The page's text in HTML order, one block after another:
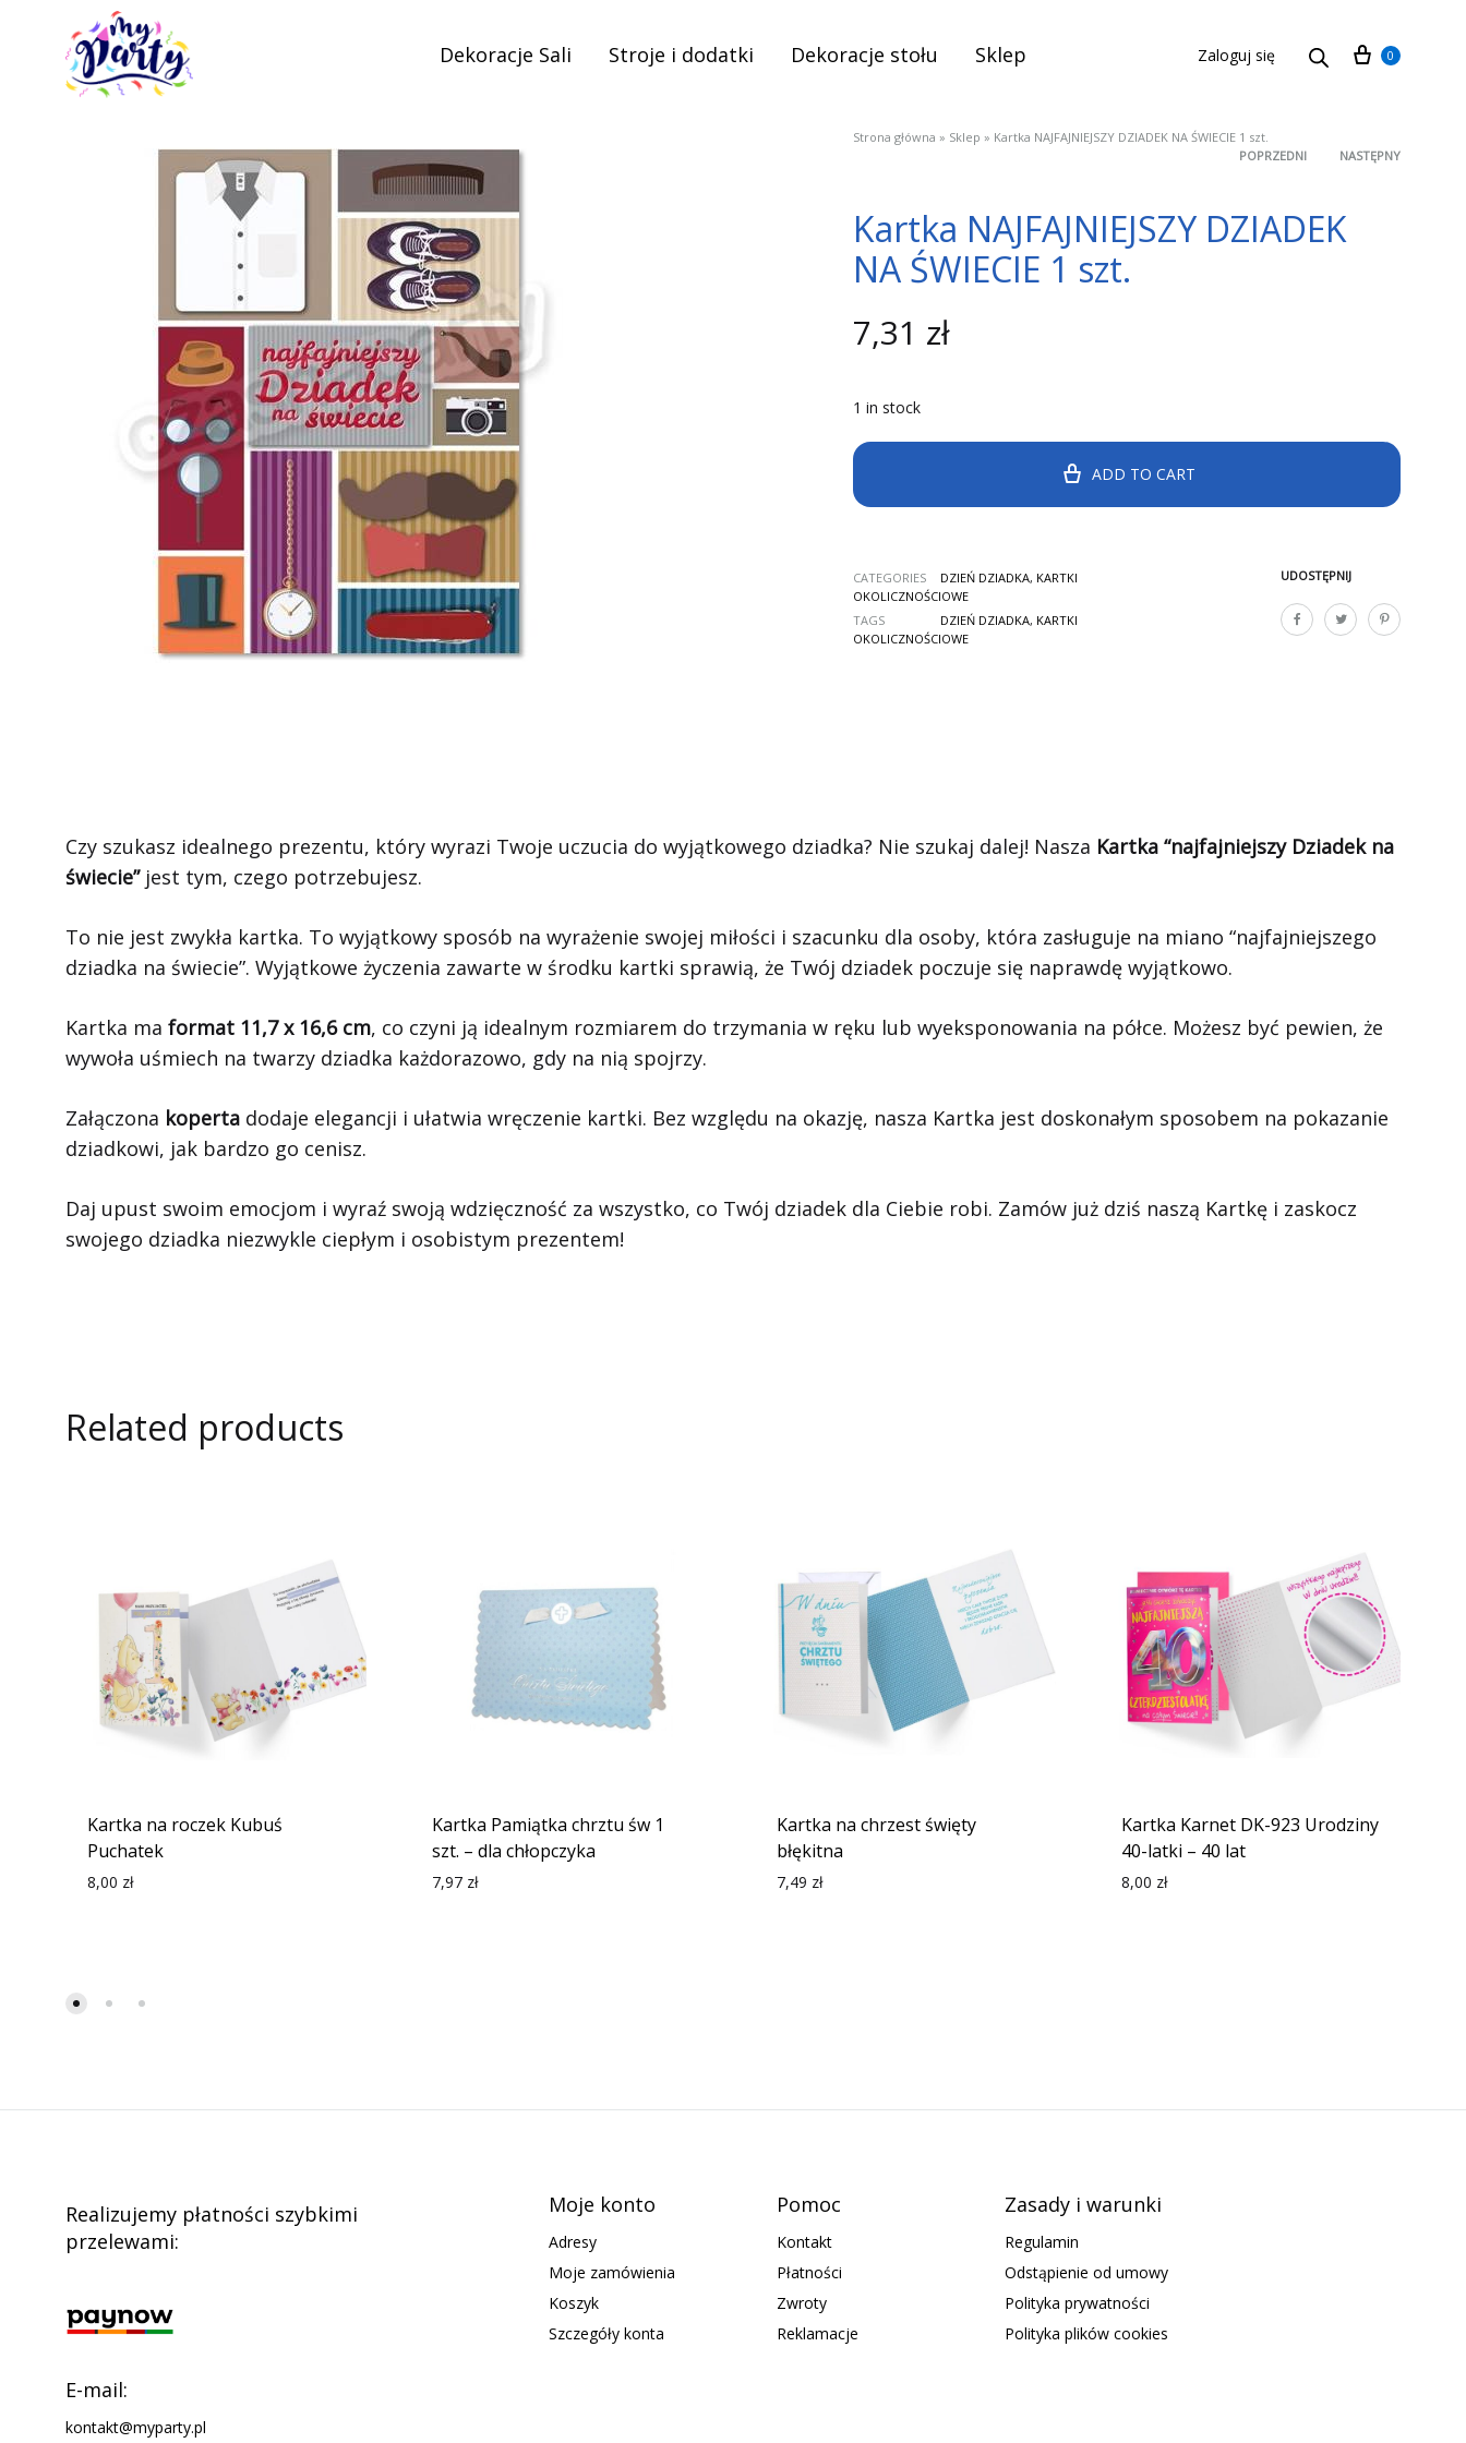
Dekoracje Sali Stroje i dodatki Dekoracje stołu Sklep Zaloguj się Cart
0
Strona główna » Sklep » Kartka NAJFAJNIEJSZY DZIADEK NA ŚWIECIE 1 szt.
Product
navigation
POPRZEDNI NASTĘPNY
Kartka NAJFAJNIEJSZY DZIADEK
NA ŚWIECIE 1 szt.
7,31 zł
1 in stock
ADD TO CART
UDOSTĘPNIJ
CATEGORIES DZIEŃ DZIADKA, KARTKI
OKOLICZNOŚCIOWE
TAGS
DZIEŃ DZIADKA, KARTKI
OKOLICZNOŚCIOWE
Czy szukasz idealnego prezentu, który wyrazi Twoje uczucia do wyjątkowego dziadka? Nie szukaj dalej! Nasza Kartka “najfajniejszy Dziadek na
świecie”jest tym, czego potrzebujesz.
To nie jest zwykła kartka. To wyjątkowy sposób na wyrażenie swojej miłości i szacunku dla osoby, która zasługuje na miano “najfajniejszego
dziadka na świecie”. Wyjątkowe życzenia zawarte w środku kartki sprawią, że Twój dziadek poczuje się naprawdę wyjątkowo.
Kartka ma format 11,7 x 16,6 cm, co czyni ją idealnym rozmiarem do trzymania w ręku lub wyeksponowania na półce. Możesz być pewien, że
wywoła uśmiech na twarzy dziadka każdorazowo, gdy na nią spojrzy.
Załączona koperta dodaje elegancji i ułatwia wręczenie kartki. Bez względu na okazję, nasza Kartka jest doskonałym sposobem na pokazanie
dziadkowi, jak bardzo go cenisz.
Daj upust swoim emocjom i wyraź swoją wdzięczność za wszystko, co Twój dziadek dla Ciebie robi. Zamów już dziś naszą Kartkę i zaskocz
swojego dziadka niezwykle ciepłym i osobistym prezentem!
Related products
Kartka na roczek Kubuś
Puchatek
8,00 zł
Kartka Pamiątka chrztu św 1
szt. – dla chłopczyka
7,97 zł
Kartka na chrzest święty
błękitna
7,49 zł
Kartka Karnet DK-923 Urodziny
40-latki – 40 lat
8,00 zł
Realizujemy płatności szybkimi
przelewami:
E-mail:
kontakt@myparty.pl
Moje konto
Adresy
Moje zamówienia
Koszyk
Szczegóły konta
Pomoc
Kontakt
Płatności
Zwroty
Reklamacje
Zasady i warunki
Regulamin
Odstąpienie od umowy
Polityka prywatności
Polityka plików cookies